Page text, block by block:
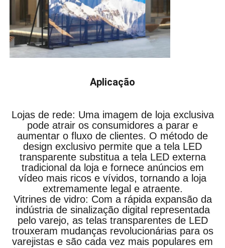
Aplicação
Lojas de rede: Uma imagem de loja exclusiva
pode atrair os consumidores a parar e
aumentar o fluxo de clientes. O método de
design exclusivo permite que a tela LED
transparente substitua a tela LED externa
tradicional da loja e fornece anúncios em
vídeo mais ricos e vívidos, tornando a loja
extremamente legal e atraente.
Vitrines de vidro: Com a rápida expansão da
indústria de sinalização digital representada
pelo varejo, as telas transparentes de LED
trouxeram mudanças revolucionárias para os
varejistas e são cada vez mais populares em